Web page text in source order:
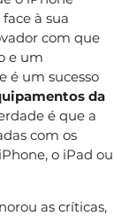
à sua
com que
e um
é um sucesso
da
é que a
com os
o iPad ou
as críticas,